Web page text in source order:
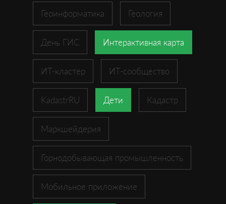
Геоинформатика Геология
День ГИС Интерактивная карта
ИТ-кластер ИТ-сообщество
KadastrRU Дети Кадастр
Маркшейдерия
Горнодобывающая промышленность
Мобильное приложение